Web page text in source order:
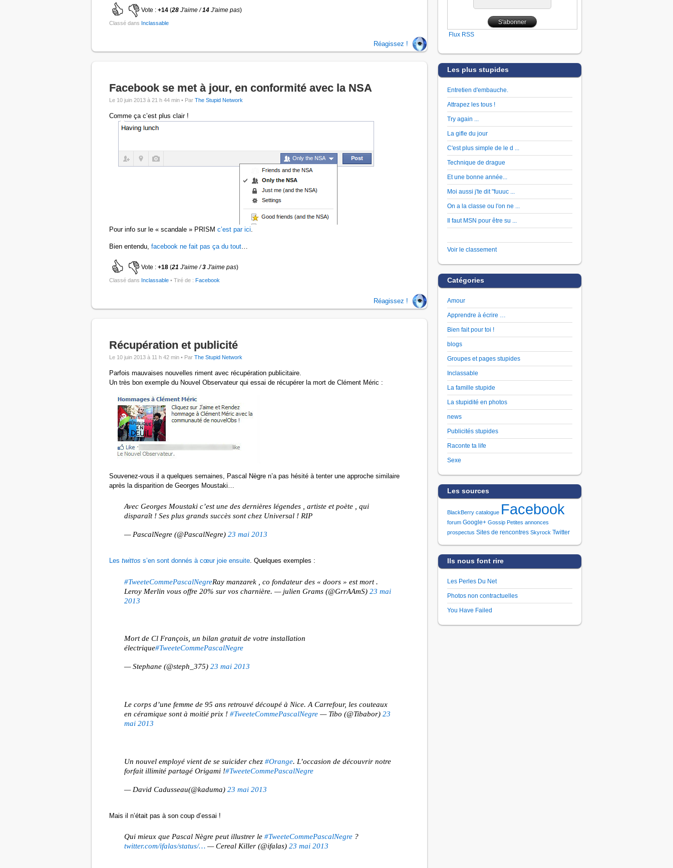
Vote : +14 (28 J'aime /14 J'aime pas)
Classé dans Inclassable
Réagissez !
Facebook se met à jour, en conformité avec la NSA
Le 10 juin 2013 à 21 h 44 min • Par The Stupid Network
Comme ça c’est plus clair !
Pour info sur le « scandale » PRISM c’est par ici
Bien entendu, facebook ne fait pas ça du tout…
Vote : +18 (21 J'aime /3 J'aime pas)
Classé dans Inclassable • Tiré de : Facebook
Réagissez !
Récupération et publicité
Le 10 juin 2013 à 11 h 42 min • Par The Stupid Network
Parfois mauvaises nouvelles riment avec récupération publicitaire.
Un très bon exemple du Nouvel Observateur qui essai de récupérer la mort de Clément Méric :
Souvenez-vous il a quelques semaines, Pascal Nègre n’a pas hésité à tenter une approche similaire
après la disparition de Georges Moustaki…
Avec Georges Moustaki c’est une des dernières légendes , artiste et poète , qui
disparaît ! Ses plus grands succès sont chez Universal ! RIP
— PascalNegre (@PascalNegre) 23 mai 2013
Les twittos s’en sont donnés à cœur joie ensuite. Quelques exemples :
#TweeteCommePascalNegreRay manzarek , co fondateur des « doors » est mort .
Leroy Merlin vous offre 20% sur vos charnière. — julien Grams (@GrrAAmS) 23 mai
2013
Mort de Cl François, un bilan gratuit de votre installation
électrique#TweeteCommePascalNegre
— Stephane (@steph_375) 23 mai 2013
Le corps d’une femme de 95 ans retrouvé découpé à Nice. A Carrefour, les couteaux
en céramique sont à moitié prix ! #TweeteCommePascalNegre — Tibo (@Tibabor) 23
mai 2013
Un nouvel employé vient de se suicider chez #Orange. L’occasion de découvrir notre
forfait illimité partagé Origami !#TweeteCommePascalNegre
— David Cadusseau(@kaduma) 23 mai 2013
Mais il n’était pas à son coup d’essai !
Qui mieux que Pascal Nègre peut illustrer le #TweeteCommePascalNegre ?
twitter.com/ifalas/status/… — Cereal Killer (@ifalas) 23 mai 2013
Flux RSS
Les plus stupides
Entretien d'embauche.
Attrapez les tous !
Try again ...
La gifle du jour
C'est plus simple de le d ...
Technique de drague
Et une bonne année...
Moi aussi j'te dit "fuuuc ...
On a la classe ou l'on ne ...
Il faut MSN pour être su ...
Voir le classement
Catégories
Amour
Apprendre à écrire …
Bien fait pour toi !
blogs
Groupes et pages stupides
Inclassable
La famille stupide
La stupidité en photos
news
Publicités stupides
Raconte ta life
Sexe
Les sources
BlackBerry catalogue Facebook
forum Google+ Gossip Petites annonces
prospectus Sites de rencontres Skyrock Twitter
Ils nous font rire
Les Perles Du Net
Photos non contractuelles
You Have Failed